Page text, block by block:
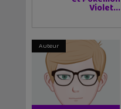
Violet...
Auteur